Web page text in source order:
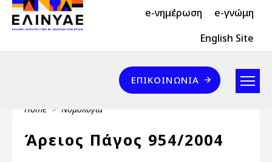
Skip to main content
Header Top 2 e-νημέρωση e-γνώμη
Header Top English Site
Επικοινωνία
ΕΠΙΚΟΙΝΩΝΊΑ
Breadcrumb
Home Νομολογία
Άρειος Πάγος 954/2004